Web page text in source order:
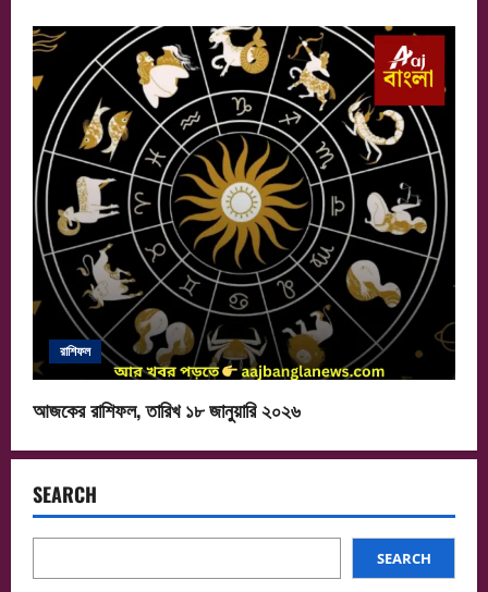
রাশিফল
আজকের রাশিফল, তারিখ ১৮ জানুয়ারি ২০২৬
SEARCH
SEARCH